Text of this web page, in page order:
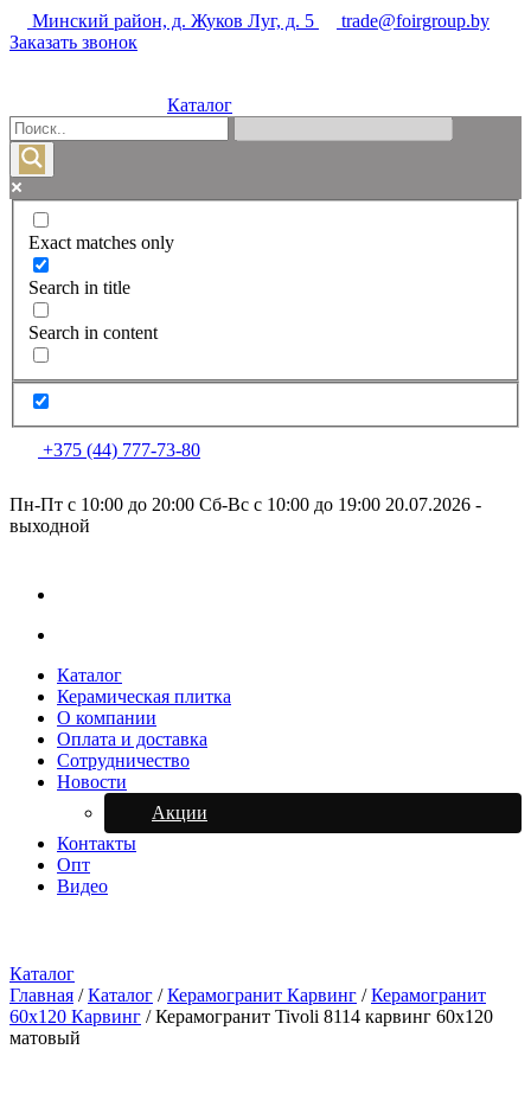
Минский район, д. Жуков Луг, д. 5
trade@foirgroup.by
Заказать звонок
Каталог
Exact matches only
Search in title
Search in content
+375 (44) 777-73-80
Пн-Пт с 10:00 до 20:00 Сб-Вс с 10:00 до 19:00 20.07.2026 -
выходной
Каталог
Керамическая плитка
О компании
Оплата и доставка
Сотрудничество
Новости
Акции
Контакты
Опт
Видео
Каталог
Главная / Каталог / Керамогранит Карвинг / Керамогранит
60х120 Карвинг /Керамогранит Tivoli 8114 карвинг 60х120
матовый